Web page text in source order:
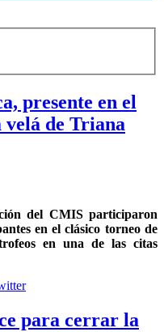
presente en el
velá de Triana
del CMIS participaron
en el clásico torneo de
en una de las citas
para cerrar la